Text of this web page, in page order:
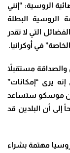
الروسية: “إنني
الروسية البطلة
التي لا تقدر
في أوكرانيا.
والصداقة مستقبلاً
يرى “إمكانات”
موسكو ستساعد
إلى أن البلدين قد
مهتمة بشراء